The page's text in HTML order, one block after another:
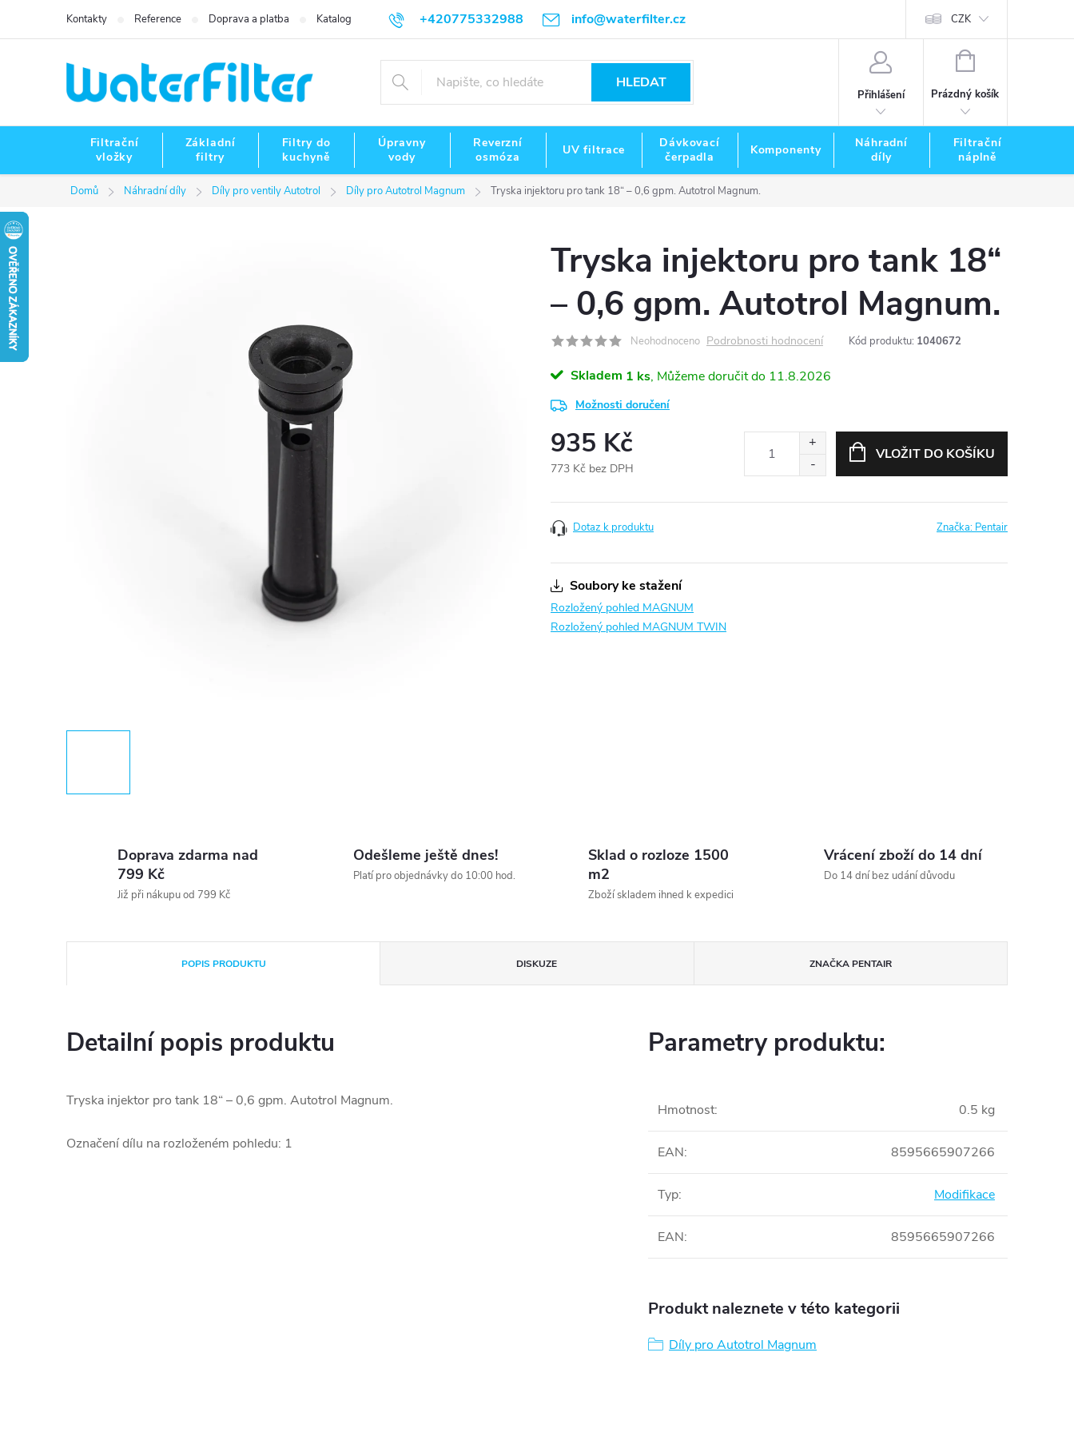
+420775332988 info@waterfilter.cz
Kontakty Reference Doprava a platba Katalog CZK
HLEDAT
Přihlášení
NÁKUPNÍ
Prázdný košík
Filtrační
vložky
Základní
filtry
Filtry do
kuchyně
Úpravny
vody
Reverzní
osmóza
UV filtrace
Dávkovací
čerpadla
Komponenty
Náhradní
díly
Filtrační
náplně
Domů Náhradní díly Díly pro ventily Autotrol Díly pro Autotrol Magnum Tryska injektoru pro tank 18“ – 0,6 gpm. Autotrol Magnum.
Tryska injektoru pro tank 18“
– 0,6 gpm. Autotrol Magnum.
Neohodnoceno Podrobnosti hodnocení Kód produktu: 1040672
Skladem 1 ks 11.8.2026
Možnosti doručení
935 Kč
773 Kč bez DPH
cena:
VLOŽIT DO KOŠÍKU
Dotaz k produktu Značka: Pentair
Soubory ke stažení
Rozložený pohled MAGNUM
Rozložený pohled MAGNUM TWIN
Doprava zdarma nad
799 Kč
Již při nákupu od 799 Kč
Odešleme ještě dnes!
Platí pro objednávky do 10:00 hod.
Sklad o rozloze 1500
m2
Zboží skladem ihned k expedici
Vrácení zboží do 14 dní
Do 14 dní bez udání důvodu
POPIS PRODUKTU DISKUZE ZNAČKAPENTAIR
Detailní popis produktu
Tryska injektor pro tank 18“ – 0,6 gpm. Autotrol Magnum.
Označení dílu na rozloženém pohledu: 1
Parametry produktu:
Hmotnost: 0.5 kg
EAN: 8595665907266
Typ: Modifikace
EAN: 8595665907266
Produkt naleznete v této kategorii
Díly pro Autotrol Magnum